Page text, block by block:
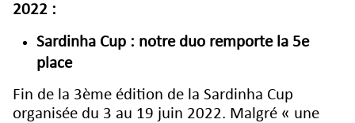
2022 :
Sardinha Cup : notre duo remporte la 5e
place
Fin de la 3ème édition de la Sardinha Cup
organisée du 3 au 19 juin 2022. Malgré « une